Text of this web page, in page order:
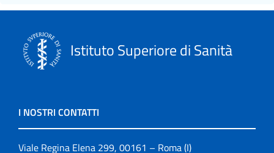
Istituto Superiore di Sanità
I NOSTRI CONTATTI
Viale Regina Elena 299, 00161 – Roma (I)